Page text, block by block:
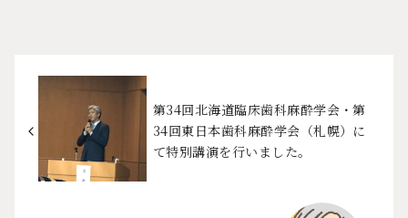
第34回北海道臨床歯科麻酔学会・第
34回東日本歯科麻酔学会（札幌）に
て特別講演を行いました。